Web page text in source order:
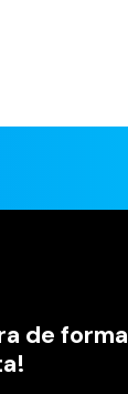
de forma